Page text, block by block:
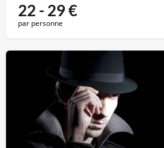
22 - 29€
par personne